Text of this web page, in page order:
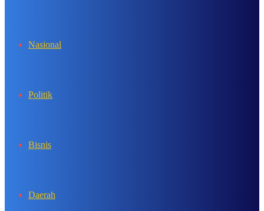
Nasional
Politik
Bisnis
Daerah